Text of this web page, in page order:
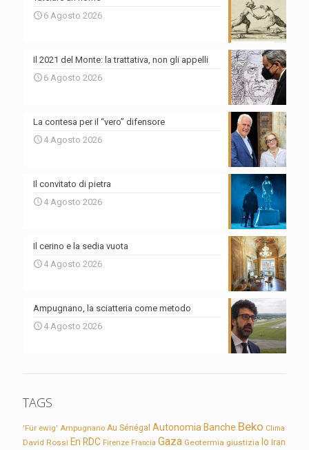
6 Agosto 2026
Il 2021 del Monte: la trattativa, non gli appelli
6 Agosto 2026
La contesa per il “vero” difensore
4 Agosto 2026
Il convitato di pietra
4 Agosto 2026
Il cerino e la sedia vuota
4 Agosto 2026
Ampugnano, la sciatteria come metodo
4 Agosto 2026
TAGS
'Für ewig' Ampugnano Au Sénégal Autonomia Banche Beko Clima
David Rossi En RDC Firenze Francia Gaza Geotermia giustizia Io Iran